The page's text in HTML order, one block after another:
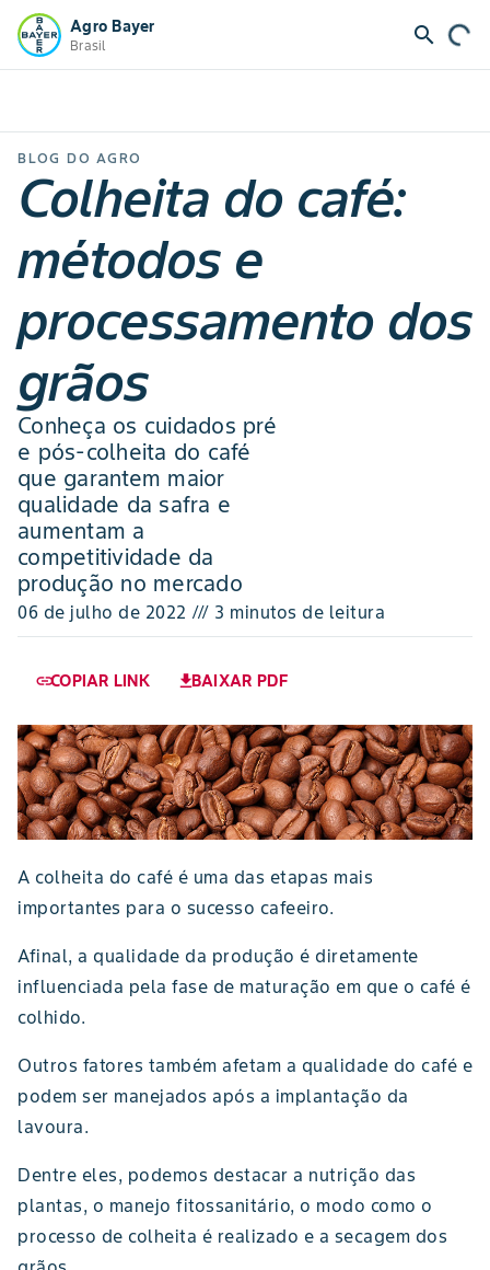
Agro Bayer
Brasil search
BLOG DO AGRO
Colheita do café:
métodos e
processamento dos
grãos
Conheça os cuidados pré
e pós-colheita do café
que garantem maior
qualidade da safra e
aumentam a
competitividade da
produção no mercado
06 de julho de 2022 /// 3 minutos de leitura
COPIAR LINK
link BAIXAR PDF
download
A colheita do café é uma das etapas mais
importantes para o sucesso cafeeiro.
Afinal, a qualidade da produção é diretamente
influenciada pela fase de maturação em que o café é
colhido.
Outros fatores também afetam a qualidade do café e
podem ser manejados após a implantação da
lavoura.
Dentre eles, podemos destacar a nutrição das
plantas, o manejo fitossanitário, o modo como o
processo de colheita é realizado e a secagem dos